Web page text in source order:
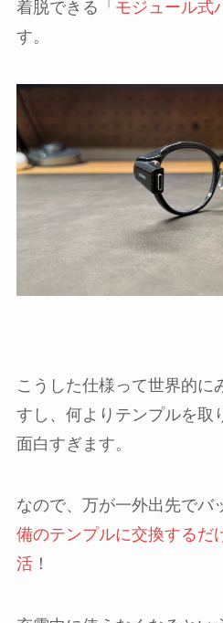
着脱できる「 モジュール式
す。
こうした仕様って世界的に
すし、何よりテンプルを取
面白すぎます。
なので、万が一外出先でバ
備のテンプルに交換するだ
活！